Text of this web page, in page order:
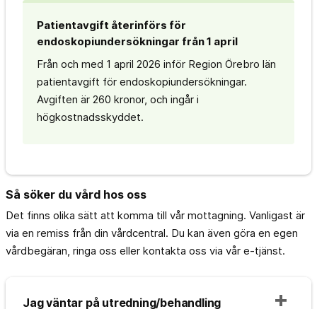
Patientavgift återinförs för
endoskopiundersökningar från 1 april
Från och med 1 april 2026 inför Region Örebro län
patientavgift för endoskopiundersökningar.
Avgiften är 260 kronor, och ingår i
högkostnadsskyddet.
Så söker du vård hos oss
Det finns olika sätt att komma till vår mottagning. Vanligast är
via en remiss från din vårdcentral. Du kan även göra en egen
vårdbegäran, ringa oss eller kontakta oss via vår e-tjänst.
Jag väntar på utredning/behandling